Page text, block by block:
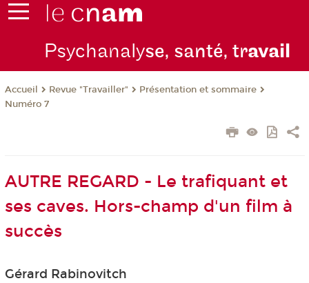
Psychanalyse, santé, travail
Accueil Revue "Travailler"
Présentation et sommaire
Numéro 7
AUTRE REGARD - Le trafiquant et
ses caves. Hors-champ d'un film à
succès
Gérard Rabinovitch